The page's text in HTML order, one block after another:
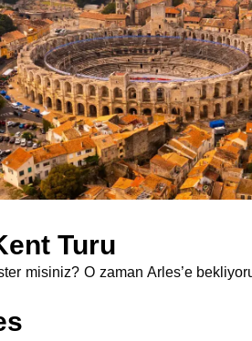
Turu
misiniz? O zaman Arles’e